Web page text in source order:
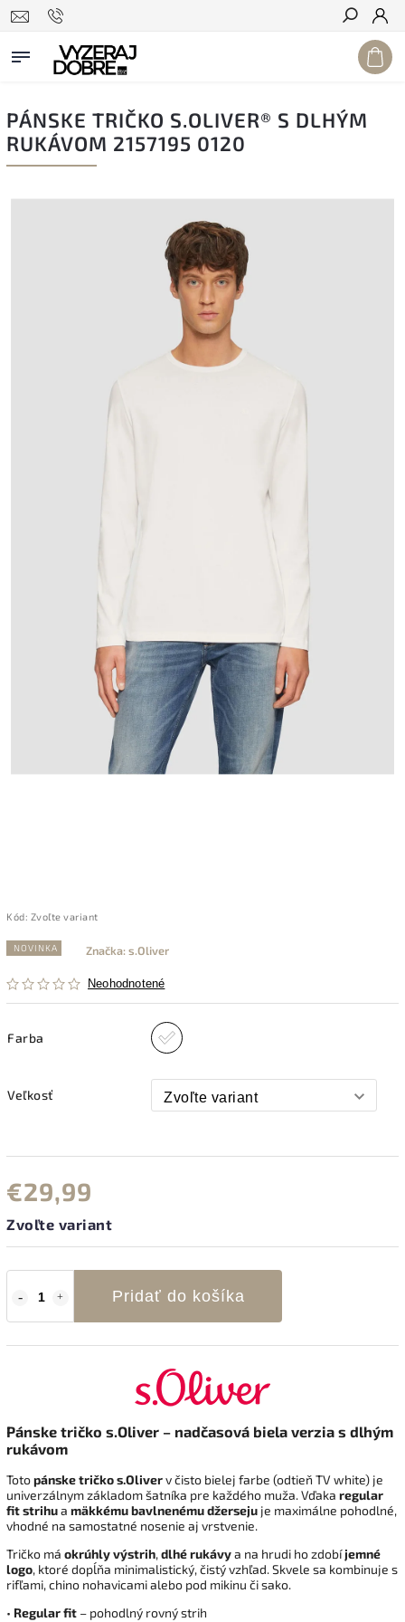
Hľadať
PÁNSKE TRIČKO S.OLIVER® S DLHÝM
RUKÁVOM 2157195 0120
Kód: Zvoľte variant
NOVINKA
Neohodnotené
Značka:s.Oliver
Farba
Veľkosť
€29,99
Zvoľte variant
Pridať do košíka
Pánske tričko s.Oliver – nadčasová biela verzia s dlhým
rukávom
Totopánske tričko s.Oliverv čisto bielej farbe (odtieň TV white) je
univerzálnym základom šatníka pre každého muža. Vďaka regular
fit strihua mäkkému bavlnenému džerseju je maximálne pohodlné,
vhodné na samostatné nosenie aj vrstvenie.
Tričko má okrúhly výstrih,dlhé rukávya na hrudi ho zdobíjemné
logo, ktoré dopĺňa minimalistický, čistý vzhľad. Skvele sa kombinuje s
rifľami, chino nohavicami alebo pod mikinu či sako.
• Regular fit – pohodlný rovný strih